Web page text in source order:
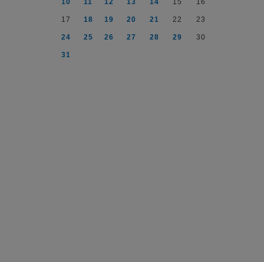
10 11 12 13 14 15 16
17 18 19 20 21 22 23
24 25 26 27 28 29 30
31